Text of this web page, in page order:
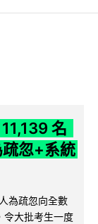
名
忽+系統
為疏忽向全數
令大批考生一度